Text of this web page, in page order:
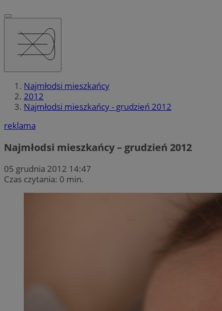
Najmłodsi mieszkańcy
2012
Najmłodsi mieszkańcy - grudzień 2012
reklama
Najmłodsi mieszkańcy – grudzień 2012
05 grudnia 2012 14:47
Czas czytania: 0 min.